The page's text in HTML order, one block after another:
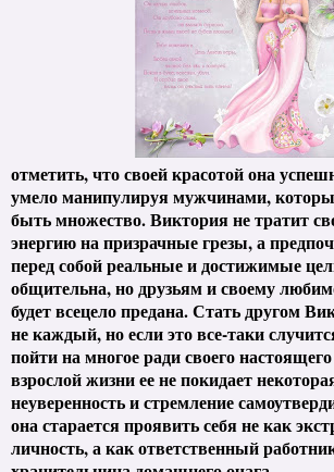
отметить, что своей красотой она
умело манипулируя мужчинами,
быть множество. Виктория не тратит
энергию на призрачные грезы, а
перед собой реальные и достижимые
общительна, но друзьям и своему
будет всецело предана. Стать другом
не каждый, но если это все-таки
пойти на многое ради своего
взрослой жизни ее не покидает
неуверенность и стремление
она старается проявить себя не как
личность, а как ответственный